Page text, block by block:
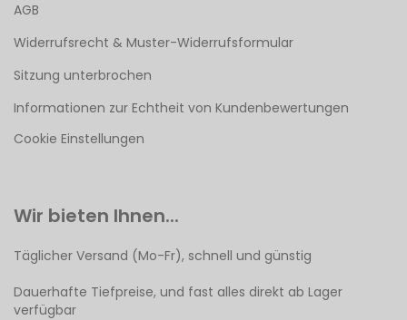
AGB
Widerrufsrecht & Muster-Widerrufsformular
Sitzung unterbrochen
Informationen zur Echtheit von Kundenbewertungen
Cookie Einstellungen
Wir bieten Ihnen...
Täglicher Versand (Mo-Fr), schnell und günstig
Dauerhafte Tiefpreise, und fast alles direkt ab Lager
verfügbar